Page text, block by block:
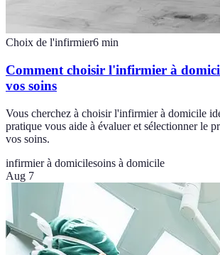
Choix de l'infirmier6 min
Comment choisir l'infirmier à
vos soins
Vous cherchez à choisir l'infirmier à domicile
pratique vous aide à évaluer et sélectionner le
vos soins.
infirmier à domicilesoins à domicile
Aug 7